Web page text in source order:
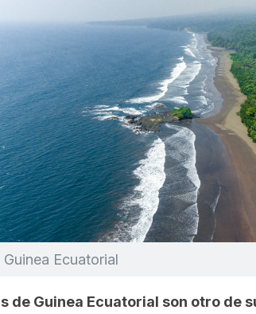
Ecuatorial
de Guinea Ecuatorial son otro de